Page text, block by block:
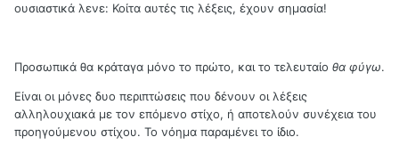
ουσιαστικά λενε: Κοίτα αυτές τις λέξεις, έχουν σημασία!
Προσωπικά θα κράταγα μόνο το πρώτο, και το τελευταίο θα φύγω.
Είναι οι μόνες δυο περιπτώσεις που δένουν οι λέξεις
αλληλουχιακά με τον επόμενο στίχο, ή αποτελούν συνέχεια του
προηγούμενου στίχου. Το νόημα παραμένει το ίδιο.